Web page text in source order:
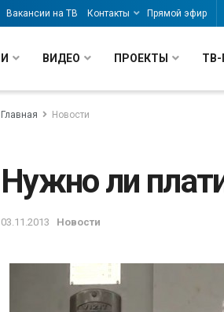
Вакансии на ТВ Контакты Прямой эфир
ВИДЕО ПРОЕКТЫ
Главная Новости
Нужно ли
03.11.2013 Новости